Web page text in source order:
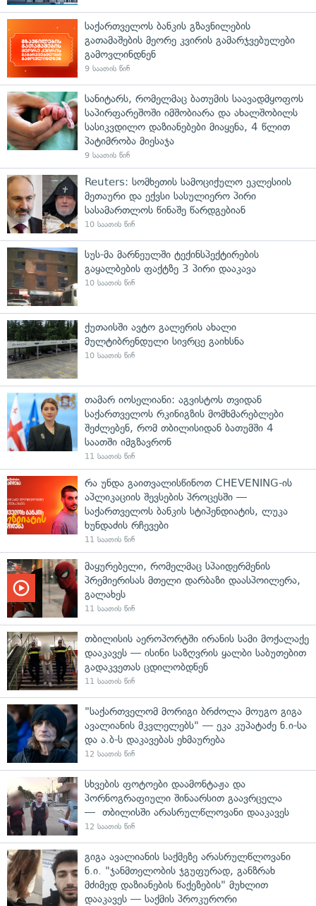
საქართველოს ბანკის გზავნილების
გათამაშების მეორე კვირის გამარჯვებულები
გამოვლინდნენ
9 საათის წინ
სანიტარს, რომელმაც ბათუმის საავადმყოფოს
საპირფარეშოში იმშობიარა და ახალშობილს
სასიკვდილო დაზიანებები მიაყენა, 4 წლით
პატიმრობა მიესაჯა
9 საათის წინ
Reuters: სომხეთის სამოციქულო ეკლესიის
მეთაური და ექვსი სასულიერო პირი
სასამართლოს წინაშე წარდგებიან
10 საათის წინ
სუს-მა მარნეულში ტექინსპექტირების
გაყალბების ფაქტზე 3 პირი დააკავა
10 საათის წინ
ქუთაისში ავტო გალერის ახალი
მულტიბრენდული სივრცე გაიხსნა
10 საათის წინ
თამარ იოსელიანი: აგვისტოს თვიდან
საქართველოს რკინიგზის მომხმარებლები
შეძლებენ, რომ თბილისიდან ბათუმში 4
საათში იმგზავრონ
11 საათის წინ
რა უნდა გაითვალისწინოთ CHEVENING-ის
აპლიკაციის შევსების პროცესში —
საქართველოს ბანკის სტიპენდიატის, ლუკა
ხუნდაძის რჩევები
11 საათის წინ
მაყურებელი, რომელმაც სპაიდერმენის
პრემიერისას მთელი დარბაზი დაასპოილერა,
გალახეს
11 საათის წინ
თბილისის აეროპორტში ირანის სამი მოქალაქე
დააკავეს — ისინი საზღვრის ყალბი საბუთებით
გადაკვეთას ცდილობდნენ
11 საათის წინ
"საქართველომ მორიგი ბრძოლა მოუგო გიგა
ავალიანის მკვლელებს" — ეკა კუპატაძე ნ.ი-სა
და ა.ბ-ს დაკავებას ეხმაურება
12 საათის წინ
სხვების ფოტოები დაამონტაჟა და
პორნოგრაფიული შინაარსით გაავრცელა
— თბილისში არასრულწლოვანი დააკავეს
12 საათის წინ
გიგა ავალიანის საქმეზე არასრულწლოვანი
ნ.ი. "ჯანმთელობის ჯგუფურად, განზრახ
მძიმედ დაზიანების წაქეზების" მუხლით
დააკავეს — საქმის პროკურორი